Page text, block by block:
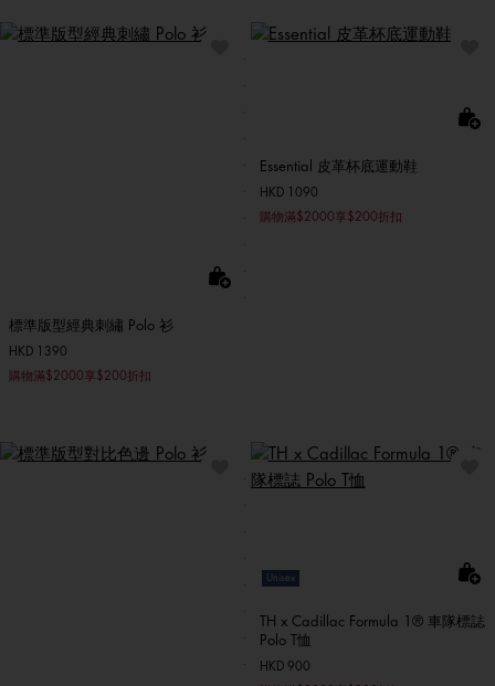
標準版型經典刺繡 Polo 衫
HKD 1390
購物滿$2000享$200折扣
Essential 皮革杯底運動鞋
HKD 1090
購物滿$2000享$200折扣
Unisex
TH x Cadillac Formula 1® 車隊標誌
Polo T恤
HKD 900